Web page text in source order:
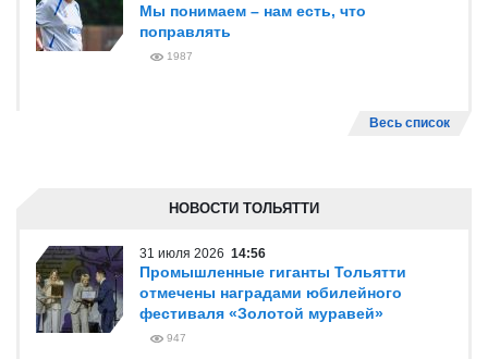
Мы понимаем – нам есть, что
поправлять
1987
Весь список
НОВОСТИ ТОЛЬЯТТИ
31 июля 2026 14:56
Промышленные гиганты Тольятти
отмечены наградами юбилейного
фестиваля «Золотой муравей»
947